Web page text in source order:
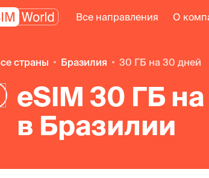
Все направления О
Все страны Бразилия 30 ГБ на 30 дней
eSIM 30 ГБ
в Бразилии